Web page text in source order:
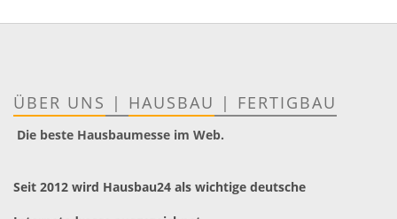
ÜBER UNS | HAUSBAU | FERTIGBAU
Die beste Hausbaumesse im Web.
Seit 2012 wird Hausbau24 als wichtige deutsche